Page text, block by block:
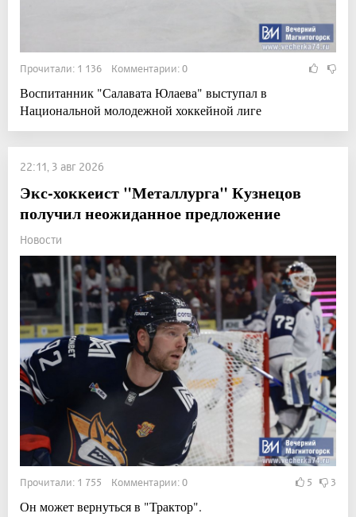
Прочитали: 1 136 Комментарии: 0
Воспитанник "Салавата Юлаева" выступал в
Национальной молодежной хоккейной лиге
22:11, 3 авг 2026
Экс-хоккеист "Металлурга" Кузнецов
получил неожиданное предложение
Новости
Прочитали: 1 755 Комментарии: 0 5 3
Он может вернуться в "Трактор".